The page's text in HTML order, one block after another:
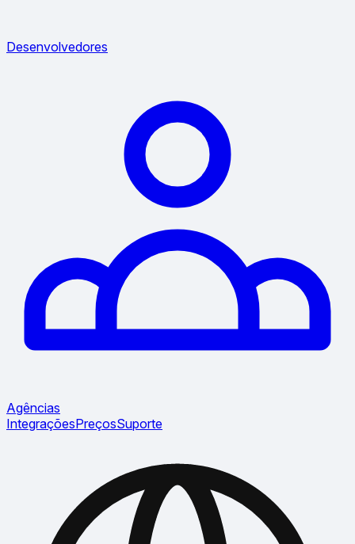
Desenvolvedores
Agências
IntegraçõesPreçosSuporte